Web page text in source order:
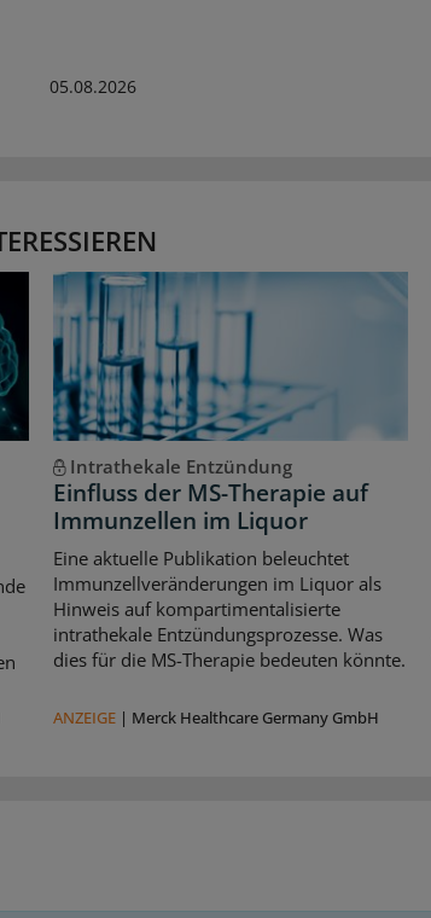
05.08.2026
Intrathekale Entzündung
Einfluss der MS-Therapie auf
Immunzellen im Liquor
Eine aktuelle Publikation beleuchtet
Immunzellveränderungen im Liquor als
Hinweis auf kompartimentalisierte
intrathekale Entzündungsprozesse. Was
dies für die MS-Therapie bedeuten könnte.
ANZEIGE | Merck Healthcare Germany GmbH